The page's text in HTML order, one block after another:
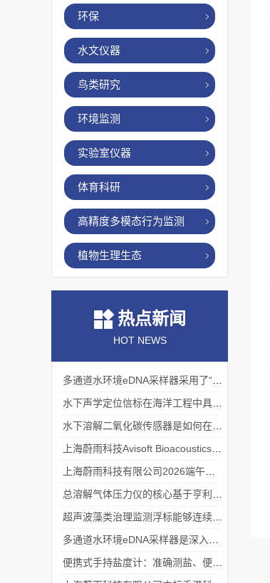
环保
水文仪器
鸟类研究
环境监测
实验室仪器
体育科研
高精度多模态行为监测
植物生理生态
热点新闻
HOT NEWS